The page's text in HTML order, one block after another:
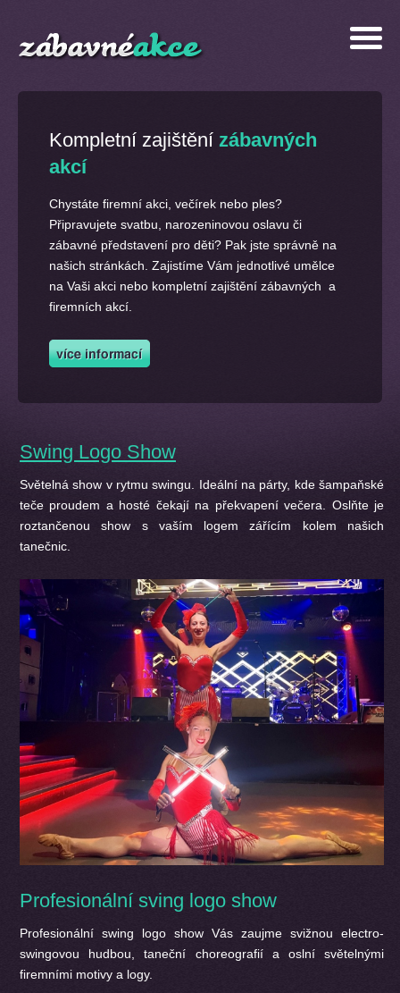
Kompletní zajištění zábavných
akcí
Chystáte firemní akci, večírek nebo ples?
Připravujete svatbu, narozeninovou oslavu či
zábavné představení pro děti? Pak jste správně na
našich stránkách. Zajistíme Vám jednotlivé umělce
na Vaši akci nebo kompletní zajištění zábavných a
firemních akcí.
Swing Logo Show
Světelná show v rytmu swingu. Ideální na párty, kde šampaňské
teče proudem a hosté čekají na překvapení večera. Oslňte je
roztančenou show s vaším logem zářícím kolem našich
tanečnic.
Profesionální sving logo show
Profesionální swing logo show Vás zaujme svižnou electro-
swingovou hudbou, taneční choreografií a oslní světelnými
firemními motivy a logy.